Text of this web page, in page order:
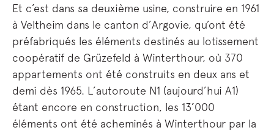
Et c’est dans sa deuxième usine, construire en 1961
à Veltheim dans le canton d’Argovie, qu’ont été
préfabriqués les éléments destinés au lotissement
coopératif de Grüzefeld à Winterthour, où 370
appartements ont été construits en deux ans et
demi dès 1965. L’autoroute N1 (aujourd’hui A1)
étant encore en construction, les 13’000
éléments ont été acheminés à Winterthour par la